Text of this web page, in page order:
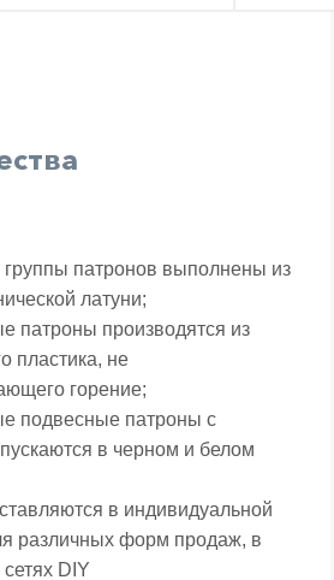
группы патронов выполнены из
латуни;
патроны производятся из
пластика, не
горение;
подвесные патроны с
в черном и белом
в индивидуальной
различных форм продаж, в
DIY